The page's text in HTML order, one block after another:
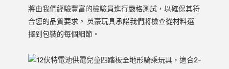
將由我們經驗豐富的檢驗員進行嚴格測試，以確保其符
合您的品質要求。 英豪玩具承諾我們將檢查從材料選
擇到包裝的每個細節。